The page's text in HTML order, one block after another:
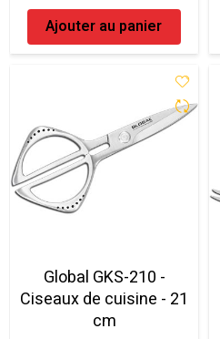
Ajouter au panier
Global GKS-210 -
Ciseaux de cuisine - 21
cm